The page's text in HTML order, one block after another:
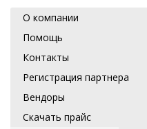
О компании
Помощь
Контакты
Регистрация партнера
Вендоры
Скачать прайс